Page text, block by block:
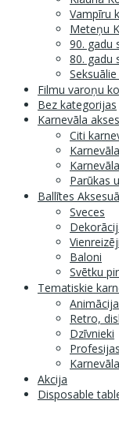
Vampīru
Meteņu
90. gadu
80. gadu
Filmu varoņu
Bez kategorijas
Karnevāla
Citi
Parūkas
Ballītes
Sveces
Baloni
Svētku
Tematiskie
Retro,
Dzīvnieki
Profesijas
Akcija
Disposable